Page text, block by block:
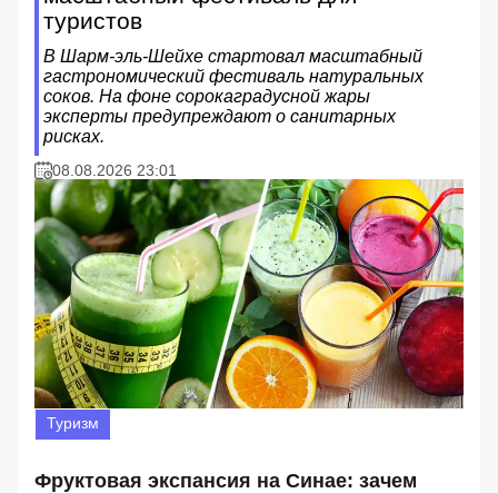
туристов
В Шарм-эль-Шейхе стартовал масштабный
гастрономический фестиваль натуральных
соков. На фоне сорокаградусной жары
эксперты предупреждают о санитарных
рисках.
08.08.2026 23:01
Туризм
Фруктовая экспансия на Синае: зачем